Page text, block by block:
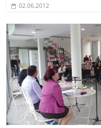
02.06.2012